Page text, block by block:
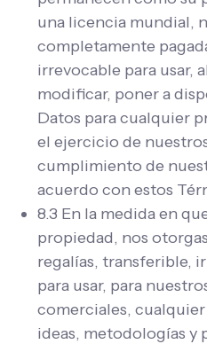
una licencia mundial,
completamente
irrevocable para usar,
modificar, poner a
Datos para cualquier
el ejercicio de
cumplimiento de
acuerdo con estos
8.3 En la medida en
propiedad, nos
regalías, transferible,
para usar, para
comerciales,
ideas, metodologías y